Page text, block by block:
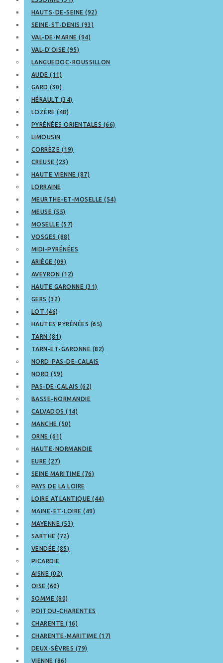
HAUTS-DE-SEINE (92)
SEINE-ST-DENIS (93)
VAL-DE-MARNE (94)
VAL-D’OISE (95)
LANGUEDOC-ROUSSILLON
AUDE (11)
GARD (30)
HÉRAULT (34)
LOZÈRE (48)
PYRÉNÉES ORIENTALES (66)
LIMOUSIN
CORRÈZE (19)
CREUSE (23)
HAUTE VIENNE (87)
LORRAINE
MEURTHE-ET-MOSELLE (54)
MEUSE (55)
MOSELLE (57)
VOSGES (88)
MIDI-PYRÉNÉES
ARIÈGE (09)
AVEYRON (12)
HAUTE GARONNE (31)
GERS (32)
LOT (46)
HAUTES PYRÉNÉES (65)
TARN (81)
TARN-ET-GARONNE (82)
NORD-PAS-DE-CALAIS
NORD (59)
PAS-DE-CALAIS (62)
BASSE-NORMANDIE
CALVADOS (14)
MANCHE (50)
ORNE (61)
HAUTE-NORMANDIE
EURE (27)
SEINE MARITIME (76)
PAYS DE LA LOIRE
LOIRE ATLANTIQUE (44)
MAINE-ET-LOIRE (49)
MAYENNE (53)
SARTHE (72)
VENDÉE (85)
PICARDIE
AISNE (02)
OISE (60)
SOMME (80)
POITOU-CHARENTES
CHARENTE (16)
CHARENTE-MARITIME (17)
DEUX-SÈVRES (79)
VIENNE (86)